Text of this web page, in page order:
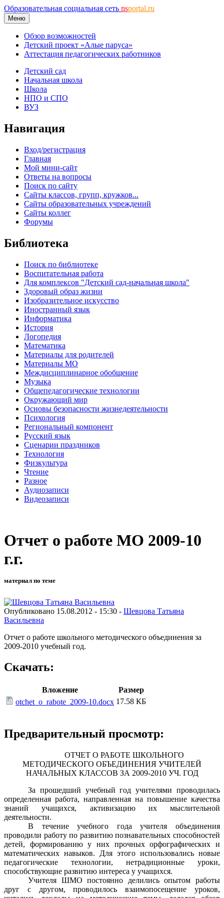
Образовательная социальная сеть nsportal.ru
Меню
Обзор возможностей
Детский проект «Алые паруса»
Аттестация педагогических работников
Детский сад
Начальная школа
Школа
НПО и СПО
ВУЗ
Навигация
Вход/регистрация
Главная
Мой мини-сайт
Ответы на вопросы
Поиск по сайту
Сайты классов, групп, кружков...
Сайты образовательных учреждений
Сайты коллег
Форумы
Библиотека
Поиск по библиотеке
Воспитательная работа
Для комплексов "Детский сад-начальная школа"
Здоровый образ жизни
Изобразительное искусство
Иностранный язык
Информатика
История
Логопедия
Математика
Материалы для родителей
Материалы МО
Междисциплинарное обобщение
Музыка
Общепедагогические технологии
Окружающий мир
Основы безопасности жизнедеятельности
Психология
Региональный компонент
Русский язык
Сценарии праздников
Технология
Физкультура
Чтение
Разное
Аудиозаписи
Видеозаписи
Отчет о работе МО 2009-10
г.г.
материал по теме
Опубликовано 15.08.2012 - 15:30 - Шевцова Татьяна
Васильевна
Отчет о работе школьного методического объединения за
2009-2010 учебный год.
Скачать:
Вложение
Размер
otchet_o_rabote_2009-10.docx 17.58 КБ
Предварительный просмотр:
ОТЧЕТ О РАБОТЕ ШКОЛЬНОГО
МЕТОДИЧЕСКОГО ОБЪЕДИНЕНИЯ УЧИТЕЛЕЙ
НАЧАЛЬНЫХ КЛАССОВ ЗА 2009-2010 УЧ. ГОД
За прошедший учебный год учителями проводилась
определенная работа, направленная на повышение качества
знаний учащихся, активизацию их мыслительной
деятельности.
В течение учебного года учителя объединения
проводили работу по развитию познавательных способностей
детей, формированию у них прочных орфографических и
математических навыков. Для этого использовались новые
педагогические технологии, нетрадиционные уроки,
способствующие развитию интереса у учащихся.
Учителя ШМО постоянно делились опытом работы
друг с другом, проводилось взаимопосещение уроков,